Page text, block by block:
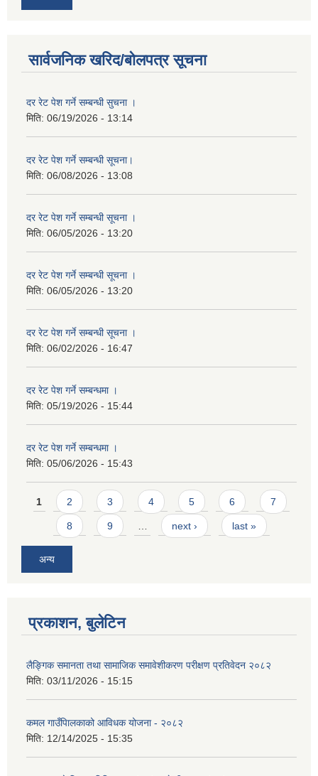
सार्वजनिक खरिद/बोलपत्र सूचना
दर रेट पेश गर्ने सम्बन्धी सुचना ।
मिति: 06/19/2026 - 13:14
दर रेट पेश गर्ने सम्बन्धी सूचना।
मिति: 06/08/2026 - 13:08
दर रेट पेश गर्ने सम्बन्धी सूचना ।
मिति: 06/05/2026 - 13:20
दर रेट पेश गर्ने सम्बन्धी सूचना ।
मिति: 06/05/2026 - 13:20
दर रेट पेश गर्ने सम्बन्धी सूचना ।
मिति: 06/02/2026 - 16:47
दर रेट पेश गर्ने सम्बन्धमा ।
मिति: 05/19/2026 - 15:44
दर रेट पेश गर्ने सम्बन्धमा ।
मिति: 05/06/2026 - 15:43
Pages
1 2 3 4 5 6 7
8 9 … next › last »
अन्य
प्रकाशन, बुलेटिन
लैङ्गिक समानता तथा सामाजिक समावेशीकरण परीक्षण प्रतिवेदन २०८२
मिति: 03/11/2026 - 15:15
कमल गाउँपािलकाको आविधक योजना - २०८२
मिति: 12/14/2025 - 15:35